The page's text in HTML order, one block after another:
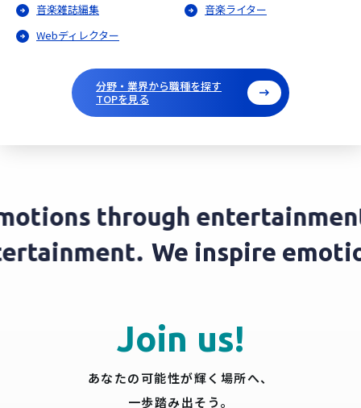
音楽雑誌編集
音楽ライター
Webディレクター
分野・業界から職種を探す
TOPを見る
through entertainment.
We inspire
Join us!
あなたの可能性が輝く場所へ、
一歩踏み出そう。